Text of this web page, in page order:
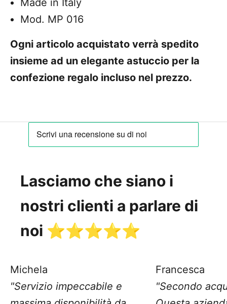
Mod. MP 016
Ogni articolo acquistato verrà spedito
insieme ad un elegante astuccio per la
confezione regalo incluso nel prezzo.
Lasciamo che siano i
nostri clienti a parlare di
noi ⭐️⭐️⭐️⭐️⭐️
Michela
"Servizio impeccabile e
Francesca
"Secondo